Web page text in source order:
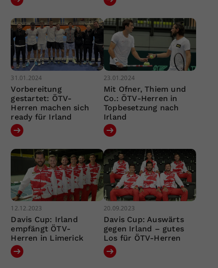
31.01.2024
Vorbereitung
gestartet: ÖTV-
Herren machen sich
ready für Irland
23.01.2024
Mit Ofner, Thiem und
Co.: ÖTV-Herren in
Topbesetzung nach
Irland
12.12.2023
Davis Cup: Irland
empfängt ÖTV-
Herren in Limerick
20.09.2023
Davis Cup: Auswärts
gegen Irland – gutes
Los für ÖTV-Herren